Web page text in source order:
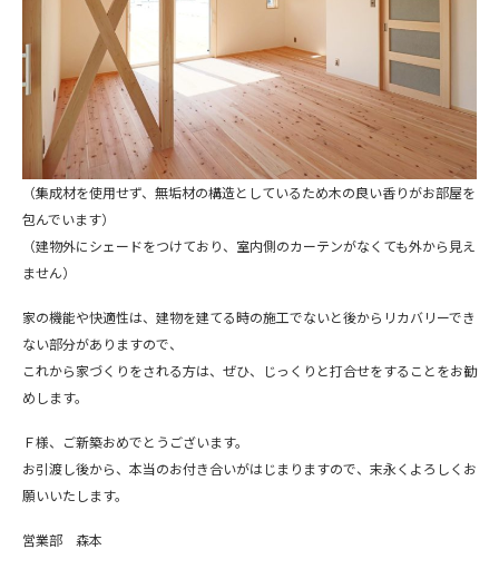
（集成材を使用せず、無垢材の構造としているため木の良い香りがお部屋を
包んでいます）
（建物外にシェードをつけており、室内側のカーテンがなくても外から見え
ません）
家の機能や快適性は、建物を建てる時の施工でないと後からリカバリーでき
ない部分がありますので、
これから家づくりをされる方は、ぜひ、じっくりと打合せをすることをお勧
めします。
Ｆ様、ご新築おめでとうございます。
お引渡し後から、本当のお付き合いがはじまりますので、末永くよろしくお
願いいたします。
営業部 森本